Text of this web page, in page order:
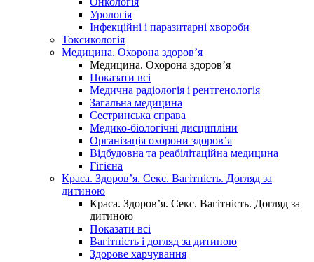
Урологія
Інфекційні і паразитарні хвороби
Токсикологія
Медицина. Охорона здоров’я
Медицина. Охорона здоров’я
Показати всі
Медична радіологія і рентгенологія
Загальна медицина
Сестринська справа
Медико-біологічні дисципліни
Організація охорони здоров’я
Відбудовна та реабілітаційна медицина
Гігієна
Краса. Здоров’я. Секс. Вагітність. Догляд за
дитиною
Краса. Здоров’я. Секс. Вагітність. Догляд за
дитиною
Показати всі
Вагітність і догляд за дитиною
Здорове харчування